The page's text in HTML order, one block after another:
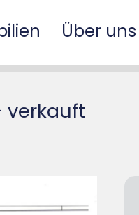
Über uns
verkauft